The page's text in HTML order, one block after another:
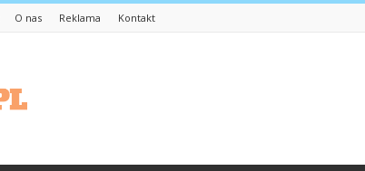
O nas Reklama Kontakt